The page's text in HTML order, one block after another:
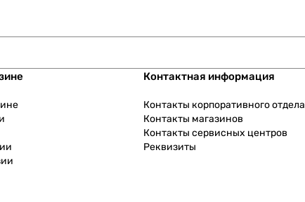
Контактная информация
Контакты корпоративного отдела
Контакты магазинов
Контакты сервисных центров
Реквизиты